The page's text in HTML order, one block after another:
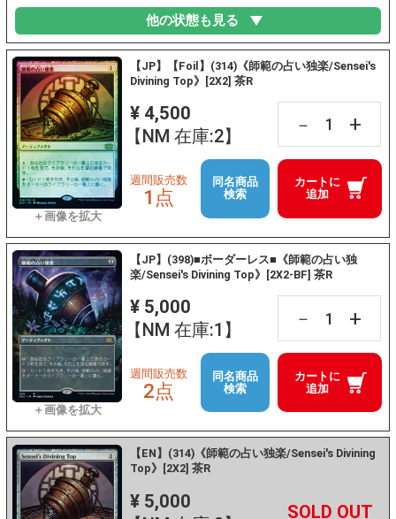
他の状態も見る
【JP】【Foil】(314)《師範の占い独楽/Sensei's
Divining Top》[2X2] 茶R
¥ 4,500
【NM 在庫:2】
－ +
カートに
追加
週間販売数
1点
同名商品
検索
【JP】(398)■ボーダーレス■《師範の占い独
楽/Sensei's Divining Top》[2X2-BF] 茶R
¥ 5,000
【NM 在庫:1】
－ +
カートに
追加
週間販売数
2点
同名商品
検索
【EN】(314)《師範の占い独楽/Sensei's Divining
Top》[2X2] 茶R
¥ 5,000
－ +